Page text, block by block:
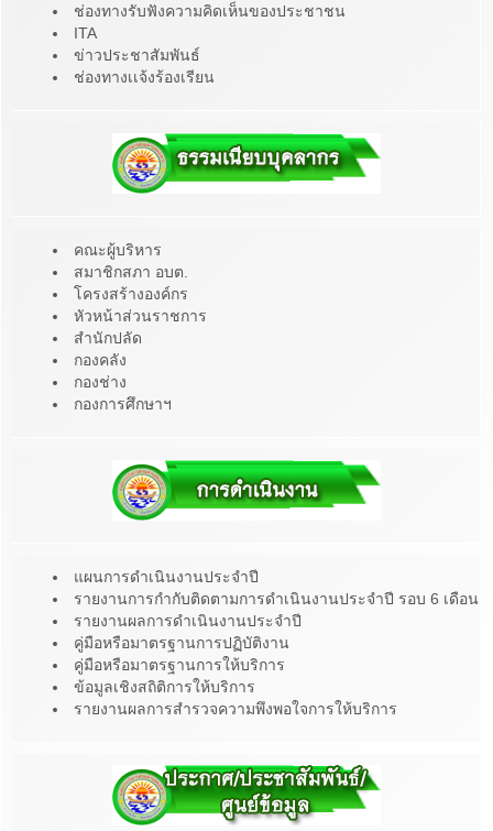
ช่องทางรับฟังความคิดเห็นของประชาชน
ITA
ข่าวประชาสัมพันธ์
ช่องทางเเจ้งร้องเรียน
คณะผู้บริหาร
สมาชิกสภา อบต.
โครงสร้างองค์กร
หัวหน้าส่วนราชการ
สำนักปลัด
กองคลัง
กองช่าง
กองการศึกษาฯ
แผนการดำเนินงานประจำปี
รายงานการกำกับติดตามการดำเนินงานประจำปี รอบ 6 เดือน
รายงานผลการดำเนินงานประจำปี
คู่มือหรือมาตรฐานการปฏิบัติงาน
คู่มือหรือมาตรฐานการให้บริการ
ข้อมูลเชิงสถิติการให้บริการ
รายงานผลการสำรวจความพึงพอใจการให้บริการ